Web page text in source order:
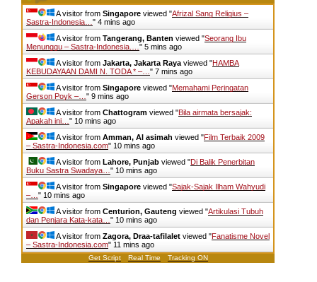
A visitor from Singapore viewed "Afrizal Sang Religius –
Sastra-Indonesia…" 4 mins ago
A visitor from Tangerang, Banten viewed "Seorang Ibu
Menunggu – Sastra-Indonesia.…" 5 mins ago
A visitor from Jakarta, Jakarta Rayaviewed "HAMBA
KEBUDAYAAN DAMI N. TODA * –…" 7 mins ago
A visitor from Singapore viewed "Memahami Peringatan
Gerson Poyk –…" 9 mins ago
A visitor from Chattogram viewed "Bila airmata bersajak:
Apakah ini…" 10 mins ago
A visitor from Amman, Al asimah viewed "Film Terbaik 2009
– Sastra-Indonesia.com" 10 mins ago
A visitor from Lahore, Punjab viewed "Di Balik Penerbitan
Buku Sastra Swadaya…" 10 mins ago
A visitor from Singapore viewed "Sajak-Sajak Ilham Wahyudi
–…" 10 mins ago
A visitor from Centurion, Gauteng viewed "Artikulasi Tubuh
dan Penjara Kata-kata…" 10 mins ago
A visitor from Zagora, Draa-tafilalet viewed "Fanatisme Novel
– Sastra-Indonesia.com" 11 mins ago
Get Script Real Time Tracking ON